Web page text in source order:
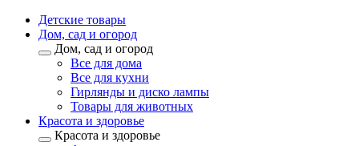
Детские товары
Дом, сад и огород
Дом, сад и огород
Все для дома
Все для кухни
Гирлянды и диско лампы
Товары для животных
Красота и здоровье
Красота и здоровье